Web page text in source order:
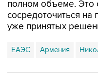
полном объеме. Это
сосредоточиться на
уже принятых
ЕАЭС Армения